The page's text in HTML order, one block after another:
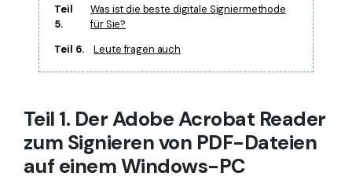
Teil
5.
Was ist die beste digitale Signiermethode
für Sie?
Teil 6.
Leute fragen auch
Teil 1. Der Adobe Acrobat Reader
zum Signieren von PDF-Dateien
auf einem Windows-PC